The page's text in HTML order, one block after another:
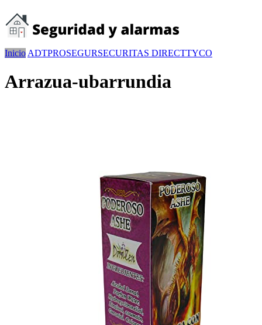
Inicio ADTPROSEGURSECURITAS DIRECTTYCO
Arrazua-ubarrundia